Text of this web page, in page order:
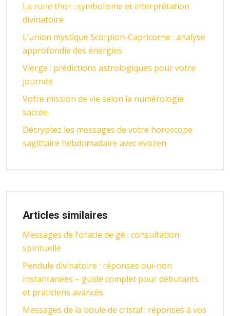
La rune thor : symbolisme et interprétation
divinatoire
L’union mystique Scorpion-Capricorne : analyse
approfondie des énergies
Vierge : prédictions astrologiques pour votre
journée
Votre mission de vie selon la numérologie
sacrée
Décryptez les messages de votre horoscope
sagittaire hebdomadaire avec evozen
Articles similaires
Messages de l’oracle de gé : consultation
spirituelle
Pendule divinatoire : réponses oui-non
instantanées – guide complet pour débutants
et praticiens avancés
Messages de la boule de cristal : réponses à vos